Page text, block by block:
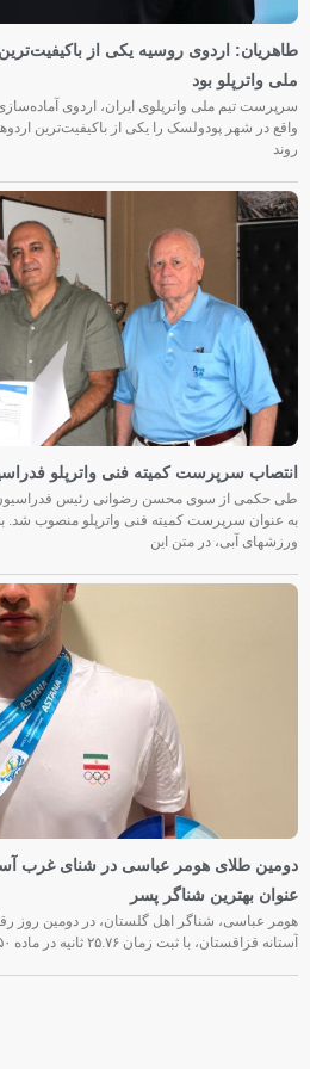
اردوی روسیه یکی از باکیفیت‌ترین
بود
تیم ملی واترپلوی ایران، اردوی آماده‌سازی این
شهر پودولسک را یکی از باکیفیت‌ترین اردوهای
سرپرست کمیته فنی واترپلو فدراسیون
از سوی محسن رضوانی رئیس فدراسیون
سرپرست کمیته فنی واترپلو منصوب شد. به
آبی، در متن این
طلای هومر عباسی در شنای غرب آسیا؛
بهترین شناگر پسر
شناگر اهل گلستان، در دومین روز
با ثبت زمان ۲۵.۷۶ ثانیه در ماده ۵۰ متر کرال پشت به مدال طلا